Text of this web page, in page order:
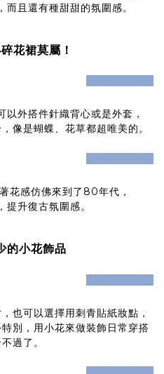
且還有種甜甜的氛圍感。
花裙莫屬！
prev next
外搭件針織背心或是外套，
像是蝴蝶、花草都超唯美的。
prev next
花感仿佛來到了80年代，
提升復古氛圍感。
的小花飾品
也可以選擇用刺青貼紙妝點，
別，用小花來做裝飾日常穿搭
過了。
prev next